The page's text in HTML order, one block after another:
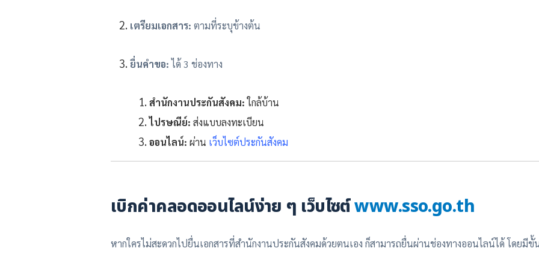
เตรียมเอกสาร: ตามที่ระบุข้างต้น
ยื่นคำขอ:ได้ 3 ช่องทาง
สำนักงานประกันสังคม:ใกล้บ้าน
ไปรษณีย์: ส่งแบบลงทะเบียน
ออนไลน์: ผ่าน เว็บไซต์ประกันสังคม
เบิกค่าคลอดออนไลน์ง่าย ๆ เว็บไซต์www.sso.go.th
หากใครไม่สะดวกไปยื่นเอกสารที่สำนักงานประกันสังคมด้วยตนเอง ก็สามารถยื่นผ่านช่องทางออนไลน์ได้ โดยมี